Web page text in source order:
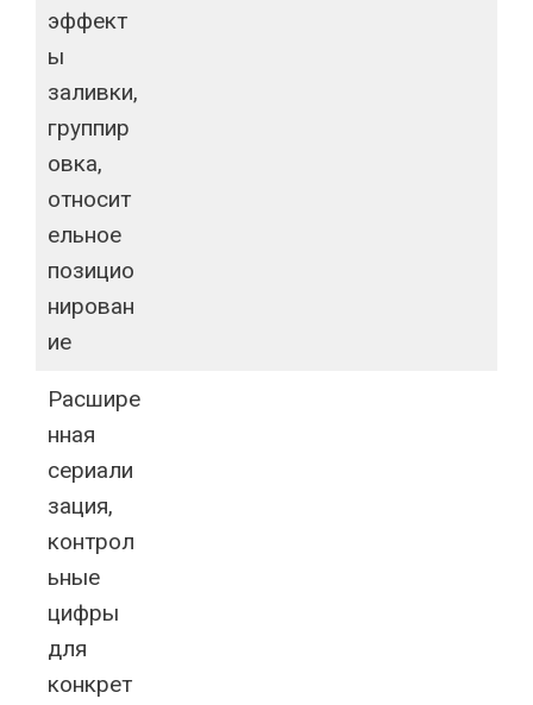
эффект
ы
заливки,
группир
овка,
относит
ельное
позицио
нирован
ие
Расшире
нная
сериали
зация,
контрол
ьные
цифры
для
конкрет